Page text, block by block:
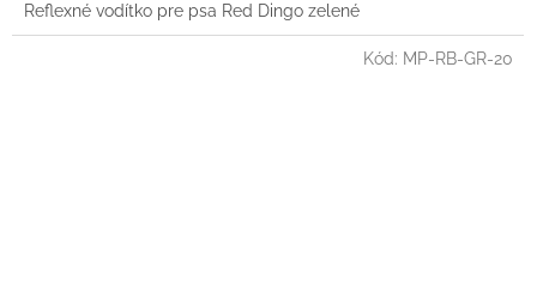
Reflexné vodítko pre psa Red Dingo zelené
Kód: MP-RB-GR-20